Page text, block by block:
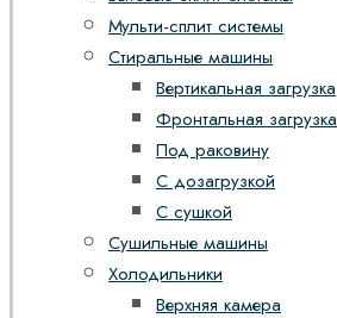
Мульти-сплит системы
Стиральные машины
Вертикальная загрузка
Фронтальная загрузка
Под раковину
С дозагрузкой
С сушкой
Сушильные машины
Холодильники
Верхняя камера